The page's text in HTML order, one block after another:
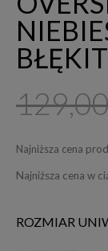
BŁĘKIT
Najniższa cena
Najniższa cena w
ROZMIAR